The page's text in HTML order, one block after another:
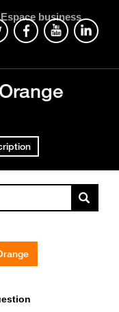
Espace business